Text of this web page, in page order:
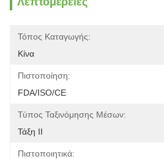
Τόπος Καταγωγής:
Κίνα
Πιστοποίηση:
FDA/ISO/CE
Τύπος Ταξινόμησης Μέσων:
Τάξη ΙΙ
Πιστοποιητικά: